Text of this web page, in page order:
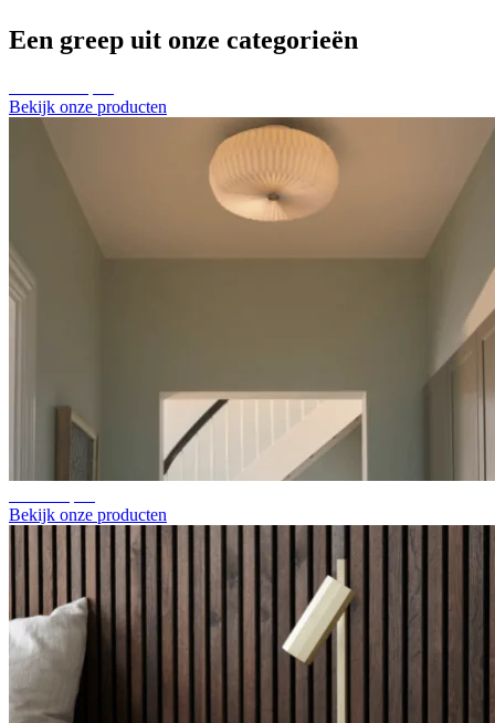
Een greep uit onze categorieën
Bekijk onze producten
Bekijk onze producten